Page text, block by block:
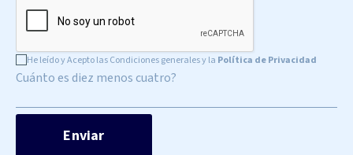
He leído y Acepto las Condiciones generales y la Política de Privacidad
Cuánto es diez menos cuatro?